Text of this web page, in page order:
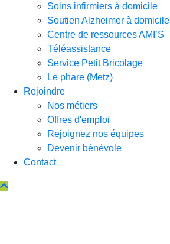
Soins infirmiers à domicile
Soutien Alzheimer à domicile
Centre de ressources AMI’S
Téléassistance
Service Petit Bricolage
Le phare (Metz)
Rejoindre
Nos métiers
Offres d'emploi
Rejoignez nos équipes
Devenir bénévole
Contact